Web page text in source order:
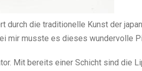
durch die traditionelle Kunst der
mir musste es dieses wundervolle
Mit bereits einer Schicht sind die